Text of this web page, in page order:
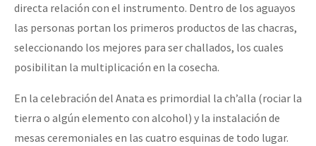
directa relación con el instrumento. Dentro de los aguayos
las personas portan los primeros productos de las chacras,
seleccionando los mejores para ser challados, los cuales
posibilitan la multiplicación en la cosecha.
En la celebración del Anata es primordial la ch’alla (rociar la
tierra o algún elemento con alcohol) y la instalación de
mesas ceremoniales en las cuatro esquinas de todo lugar.